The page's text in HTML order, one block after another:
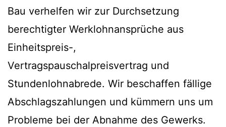
Bau verhelfen wir zur Durchsetzung
berechtigter Werklohnansprüche aus
Einheitspreis-,
Vertragspauschalpreisvertrag und
Stundenlohnabrede. Wir beschaffen fällige
Abschlagszahlungen und kümmern uns um
Probleme bei der Abnahme des Gewerks.